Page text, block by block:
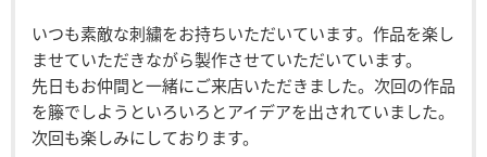
いつも素敵な刺繍をお持ちいただいています。作品を楽し
ませていただきながら製作させていただいています。
先日もお仲間と一緒にご来店いただきました。次回の作品
を籐でしようといろいろとアイデアを出されていました。
次回も楽しみにしております。